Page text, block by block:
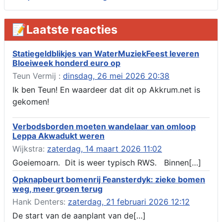
ruimte 02-10 t/m 02-11-2026, sitadel voor nr 6 te Akkrum
Aanvraag omgevingsvergunning, tijdelijk gebruik openbare
ruimte 02-10 t/m 02-11-2026, sitadel voor nr 6 te Akkrum
Verlenging beslistermijn aanvraag omgevingsvergunning,
heechein 28, 8491 em Akkrum
Aanvraag omgevingsvergunning, veranderen van een woning
(voordeur en dakkapel), boarnsterdyk 75 Akkrum
Aanvraag omgevingsvergunning wateractiviteit wf-1012586
aanbrengen van asfalt t.b.v. onderhoud fietspad t.h.v
boarnsterdyk, Akkrum
Locatiestudie Akkrum
Verlening ontheffing geluid, boarnsw?l Akkrum
Kennisgeving vergunningaanvraag voor het -bouwwerken,
werken en objecten in of bij een oppervlaktewaterlichaam, niet
zijnde de noordzee, of waterkering in beheer bij het rijk te
Akkrum
Verlening omgevingsvergunning, veranderen van twee
bruggen (renovatie), ljouwerterdyk nabij nummer 6 Akkrum
Verlening ontheffing geluid, heechein Akkrum
Melding milieubelastende activiteit aanleggen gesloten
📝Laatste reacties
Statiegeldblikjes van WaterMuziekFeest leveren
Bloeiweek honderd euro op
Teun Vermij : dinsdag, 26 mei 2026 20:38
Ik ben Teun! En waardeer dat dit op Akkrum.net is
gekomen!
Verbodsborden moeten wandelaar van omloop
Leppa Akwadukt weren
Wijkstra: zaterdag, 14 maart 2026 11:02
Goeiemoarn. Dit is weer typisch RWS. Binnen[…]
Opknapbeurt bomenrij Feansterdyk: zieke bomen
weg, meer groen terug
Hank Denters: zaterdag, 21 februari 2026 12:12
De start van de aanplant van de[…]